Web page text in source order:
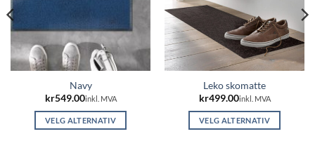
Navy
kr549.00inkl. MVA
VELG ALTERNATIV
Leko skomatte
kr499.00inkl. MVA
VELG ALTERNATIV